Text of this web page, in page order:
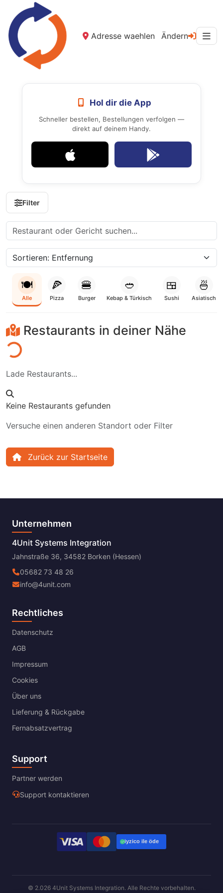
Adresse waehlen Ändern
Hol dir die App
Schneller bestellen, Bestellungen verfolgen —
direkt auf deinem Handy.
Filter
🍽️
Alle
🍕
Pizza
🍔
Burger
🥙
Kebap & Türkisch
🍱
Sushi
🍜
Asiatisch
Restaurants in deiner Nähe
Lade Restaurants...
Keine Restaurants gefunden
Versuche einen anderen Standort oder Filter
Zurück zur Startseite
Unternehmen
4Unit Systems Integration
Jahnstraße 36, 34582 Borken (Hessen)
05682 73 48 26
info@4unit.com
Rechtliches
Datenschutz
AGB
Impressum
Cookies
Über uns
Lieferung & Rückgabe
Fernabsatzvertrag
Support
Partner werden
Support kontaktieren
© 2.026 4Unit Systems Integration. Alle Rechte vorbehalten.